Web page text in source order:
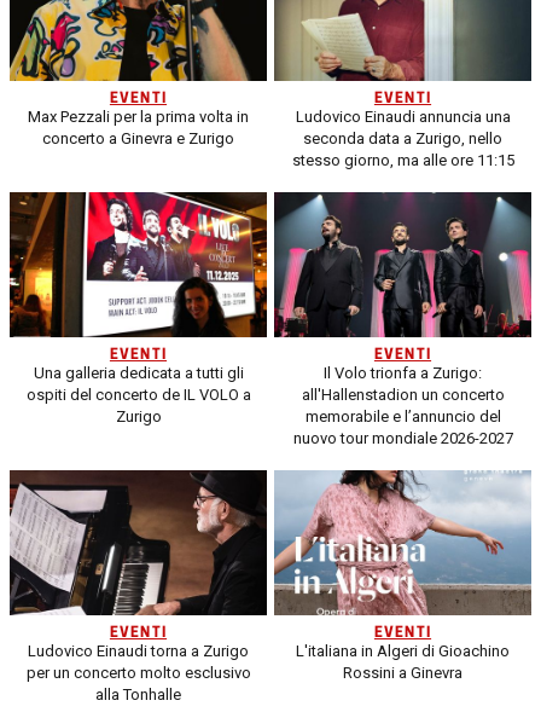
EVENTI
Max Pezzali per la prima volta in
concerto a Ginevra e Zurigo
EVENTI
Ludovico Einaudi annuncia una
seconda data a Zurigo, nello
stesso giorno, ma alle ore 11:15
EVENTI
Una galleria dedicata a tutti gli
ospiti del concerto de IL VOLO a
Zurigo
EVENTI
Il Volo trionfa a Zurigo:
all'Hallenstadion un concerto
memorabile e l’annuncio del
nuovo tour mondiale 2026-2027
EVENTI
Ludovico Einaudi torna a Zurigo
per un concerto molto esclusivo
alla Tonhalle
EVENTI
L'italiana in Algeri di Gioachino
Rossini a Ginevra